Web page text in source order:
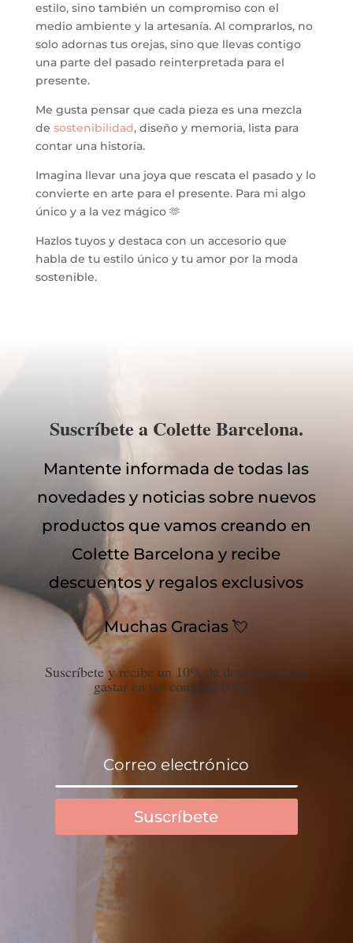
estilo, sino también un compromiso con el
medio ambiente y la artesanía. Al comprarlos, no
solo adornas tus orejas, sino que llevas contigo
una parte del pasado reinterpretada para el
presente.
Me gusta pensar que cada pieza es una mezcla
de sostenibilidad, diseño y memoria, lista para
contar una historia.
Imagina llevar una joya que rescata el pasado y lo
convierte en arte para el presente. Para mi algo
único y a la vez mágico 🫶
Hazlos tuyos y destaca con un accesorio que
habla de tu estilo único y tu amor por la moda
sostenible.
Suscríbete a Colette Barcelona.
Mantente informada de todas las
novedades y noticias sobre nuevos
productos que vamos creando en
Colette Barcelona y recibe
descuentos y regalos exclusivos
Muchas Gracias 💘
Suscríbete y recibe un 10% de descuento para
gastar en tus compras colette
Suscríbete